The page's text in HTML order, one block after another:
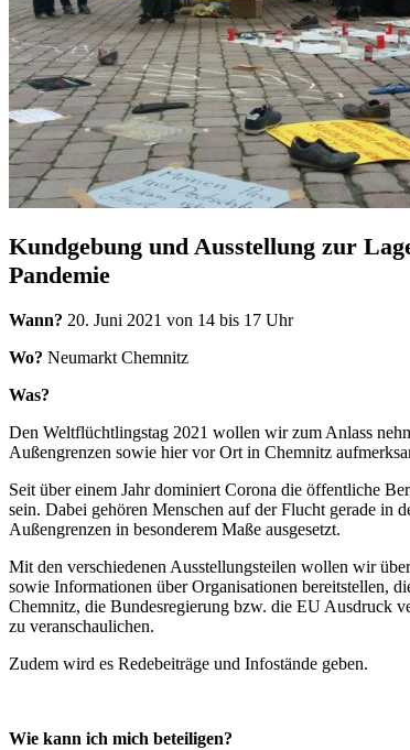
Kundgebung und Ausstellung zur
Pandemie
Wann? 20. Juni 2021 von 14 bis 17 Uhr
Wo? Neumarkt Chemnitz
Was?
Den Weltflüchtlingstag 2021 wollen wir zum Anlass
Außengrenzen sowie hier vor Ort in Chemnitz
Seit über einem Jahr dominiert Corona die öffentliche
sein. Dabei gehören Menschen auf der Flucht gerade in
Außengrenzen in besonderem Maße ausgesetzt.
Mit den verschiedenen Ausstellungsteilen wollen wir
sowie Informationen über Organisationen bereitstellen,
Chemnitz, die Bundesregierung bzw. die EU Ausdruck
zu veranschaulichen.
Zudem wird es Redebeiträge und Infostände geben.
Wie kann ich mich beteiligen?